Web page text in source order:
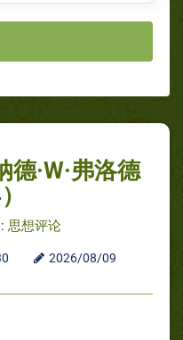
·W·弗洛德
思想评论
2026/08/09